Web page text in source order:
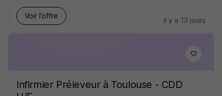
Voir l’offre
il y a 13 jours
Infirmier Préleveur à Toulouse - CDD